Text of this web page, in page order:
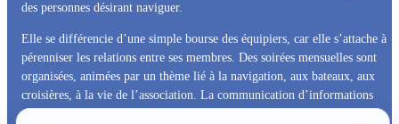
des personnes désirant naviguer.
Elle se différencie d’une simple bourse des équipiers, car elle s’attache à
pérenniser les relations entre ses membres. Des soirées mensuelles sont
organisées, animées par un thème lié à la navigation, aux bateaux, aux
croisières, à la vie de l’association. La communication d’informations
régulières nous permet de mieux nous connaitre et bien sûr la pratique